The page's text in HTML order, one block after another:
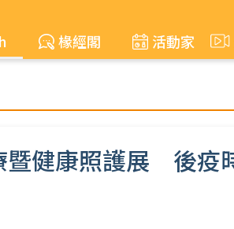
椽經閣 活動家
暨健康照護展 後疫